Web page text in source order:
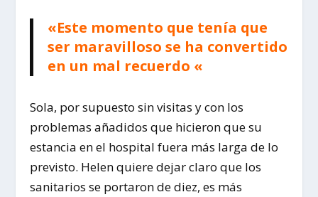
«Este momento que tenía que
ser maravilloso se ha convertido
en un mal recuerdo «
Sola, por supuesto sin visitas y con los
problemas añadidos que hicieron que su
estancia en el hospital fuera más larga de lo
previsto. Helen quiere dejar claro que los
sanitarios se portaron de diez, es más